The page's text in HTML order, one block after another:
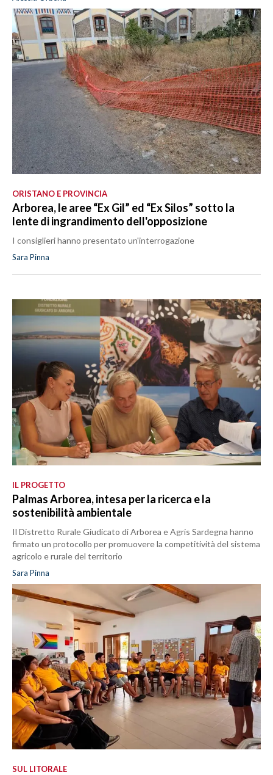
ORISTANO E PROVINCIA
Arborea, le aree “Ex Gil” ed “Ex Silos” sotto la
lente di ingrandimento dell'opposizione
I consiglieri hanno presentato un'interrogazione
Sara Pinna
IL PROGETTO
Palmas Arborea, intesa per la ricerca e la
sostenibilità ambientale
Il Distretto Rurale Giudicato di Arborea e Agris Sardegna hanno
firmato un protocollo per promuovere la competitività del sistema
agricolo e rurale del territorio
Sara Pinna
SUL LITORALE